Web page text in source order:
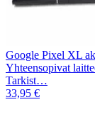
Google Pixel XL
Yhteensopivat
Tarkist…
33,95 €